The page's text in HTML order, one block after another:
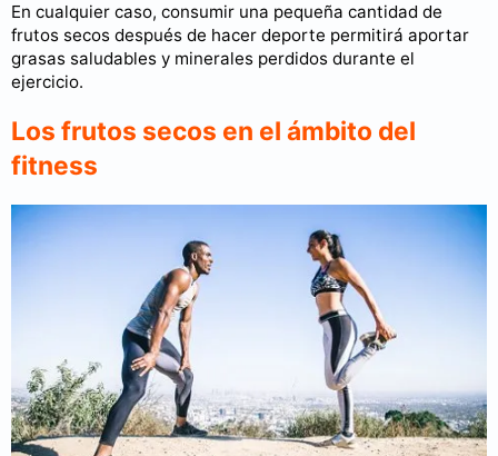
En cualquier caso, consumir una pequeña cantidad de
frutos secos después de hacer deporte permitirá aportar
grasas saludables y minerales perdidos durante el
ejercicio.
Los frutos secos en el ámbito del
fitness